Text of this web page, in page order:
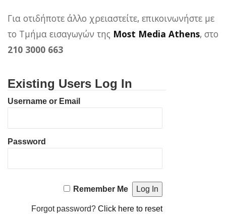
Για οτιδήποτε άλλο χρειαστείτε, επικοινωνήστε με
το Τμήμα εισαγωγών της Most Media Athens, στο
210 3000 663
Existing Users Log In
Username or Email
Password
Remember Me
Forgot password?Click here to reset